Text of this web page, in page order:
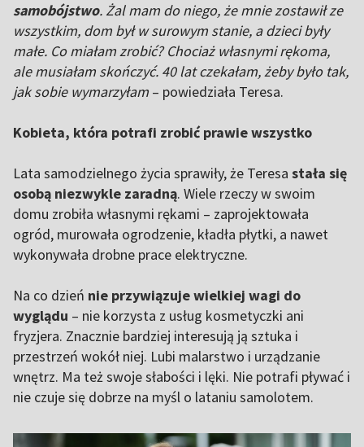
samobójstwo. Żal mam do niego, że mnie zostawił ze
wszystkim, dom był w surowym stanie, a dzieci były
małe. Co miałam zrobić? Chociaż własnymi rękoma,
ale musiałam skończyć. 40 lat czekałam, żeby było tak,
jak sobie wymarzyłam – powiedziała Teresa.
Kobieta, która potrafi zrobić prawie wszystko
Lata samodzielnego życia sprawiły, że Teresa stała się
osobą niezwykle zaradną. Wiele rzeczy w swoim
domu zrobiła własnymi rękami – zaprojektowała
ogród, murowała ogrodzenie, kładła płytki, a nawet
wykonywała drobne prace elektryczne.
Na co dzień nie przywiązuje wielkiej wagi do
wyglądu – nie korzysta z usług kosmetyczki ani
fryzjera. Znacznie bardziej interesują ją sztuka i
przestrzeń wokół niej. Lubi malarstwo i urządzanie
wnętrz. Ma też swoje słabości i lęki. Nie potrafi pływać i
nie czuje się dobrze na myśl o lataniu samolotem.